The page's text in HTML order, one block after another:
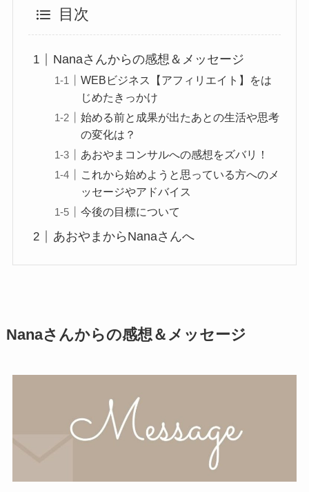
目次
Nanaさんからの感想＆メッセージ
WEBビジネス【アフィリエイト】をは
じめたきっかけ
始める前と成果が出たあとの生活や思考
の変化は？
あおやまコンサルへの感想をズバリ！
これから始めようと思っている方へのメ
ッセージやアドバイス
今後の目標について
あおやまからNanaさんへ
Nanaさんからの感想＆メッセージ